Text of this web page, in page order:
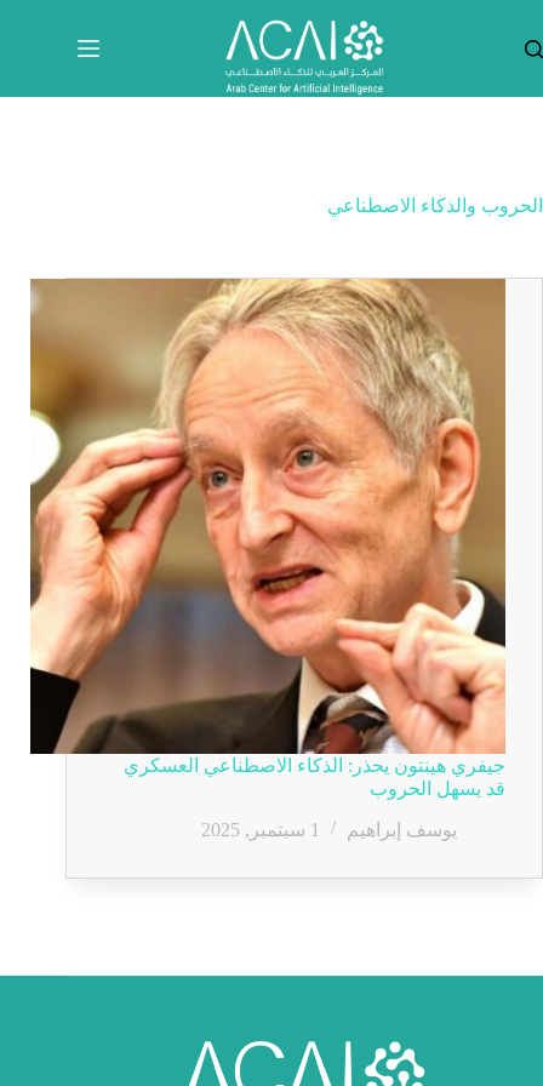
المحتوى
الحروب والذكاء الاصطناعي
جيفري هينتون يحذر: الذكاء الاصطناعي العسكري
قد يسهل الحروب
يوسف إبراهيم
1 سبتمبر, 2025